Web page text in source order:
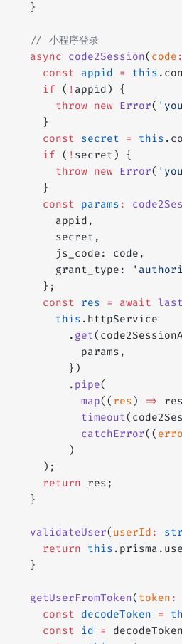
  }
  // 小程序登录
  async
code2Session( code :
    const
appid = this
    if
( ! appid) {
      throw
new Error(
    }
    const
secret = this
    if
( ! secret) {
      throw
new Error(
    }
    const
params :
      appid,
      secret,
      js_code: code,
      grant_type:
    };
    const
res = await
      this
.httpService
        .
get
          params,
        })
        .
pipe(
          map
(( res ) =>
          timeout
          catchError
((
        )
    );
    return
res;
  }
  validateUser
( userId :
    return
this
  }
  getUserFromToken
( token :
    const
decodeToken =
    const
id =